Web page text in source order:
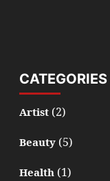
CATEGORIES
Artist(2)
Beauty(5)
Health(1)